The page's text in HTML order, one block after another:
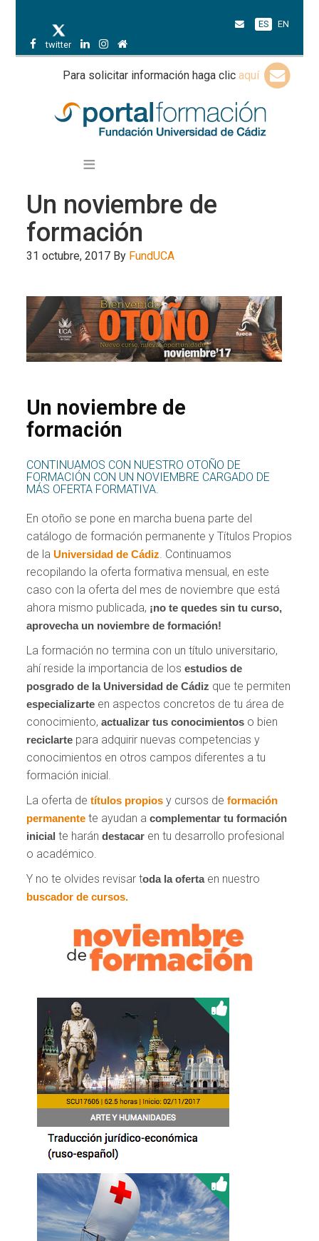
twitter
ES EN
Para solicitar información haga clic aquí
Un noviembre de
formación
31 octubre, 2017 By FundUCA
Un noviembre de
formación
CONTINUAMOS CON NUESTRO OTOÑO DE
FORMACIÓN CON UN NOVIEMBRE CARGADO DE
MÁS OFERTA FORMATIVA.
En otoño se pone en marcha buena parte del
catálogo de formación permanente y Títulos Propios
de laUniversidad de Cádiz . Continuamos
recopilando la oferta formativa mensual, en este
caso con la oferta del mes de noviembre que está
ahora mismo publicada, ¡no te quedes sin tu curso,
aprovecha un noviembre de formación!
La formación no termina con un título universitario,
ahí reside la importancia de losestudios de
posgrado de la Universidad de Cádiz que te permiten
especializarte en aspectos concretos de tu área de
conocimiento,actualizar tus conocimientos o bien
reciclarte para adquirir nuevas competencias y
conocimientos en otros campos diferentes a tu
formación inicial.
La oferta de títulos propios y cursos deformación
permanente te ayudan acomplementar tu formación
inicial te harándestacar en tu desarrollo profesional
o académico.
Y no te olvides revisar toda la ofertaen nuestro
buscador de cursos.